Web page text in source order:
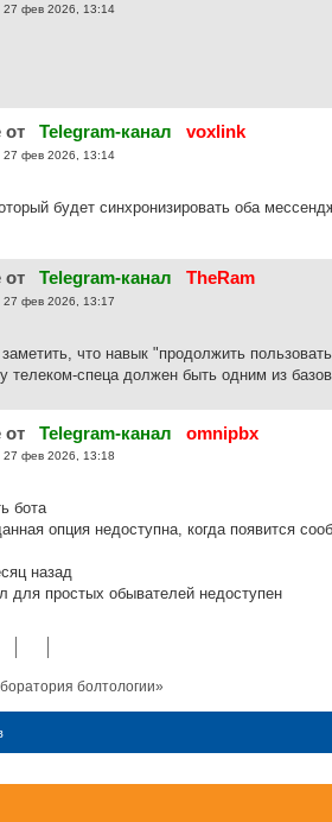
27 фев 2026, 13:14
от Telegram-канал voxlink
27 фев 2026, 13:14
будет синхронизировать оба
от Telegram-канал TheRam
27 фев 2026, 13:17
что навык "продолжить
телеком-спеца должен быть одним из
от Telegram-канал omnipbx
27 фев 2026, 13:18
бота
опция недоступна, когда появится
назад
для простых обывателей недоступен
болтологии»